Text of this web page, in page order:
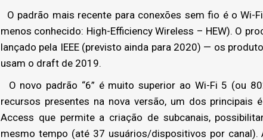
O padrão mais recente para conexões sem fio é o Wi-
menos conhecido: High-Efficiency Wireless – HEW). O
lançado pela IEEE (previsto ainda para 2020) — os
usam o draft de 2019.
O novo padrão “6” é muito superior ao Wi-Fi 5 (ou
recursos presentes na nova versão, um dos principais
Access que permite a criação de subcanais,
mesmo tempo (até 37 usuários/dispositivos por